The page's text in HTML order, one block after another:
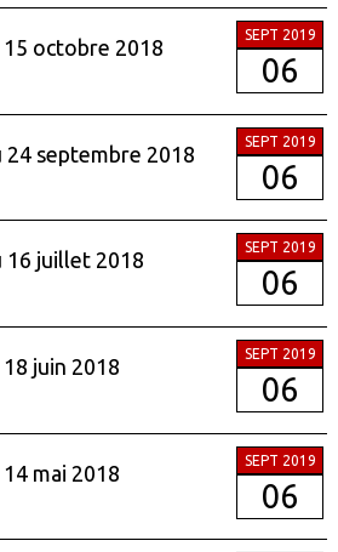
octobre 2018
SEPT 2019
06
24 septembre 2018
SEPT 2019
06
16 juillet 2018
SEPT 2019
06
juin 2018
SEPT 2019
06
mai 2018
SEPT 2019
06